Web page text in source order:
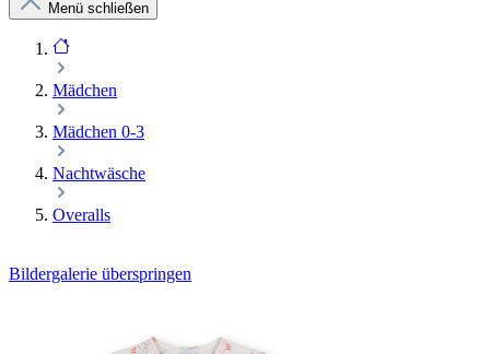
Menü schließen
Mädchen
Mädchen 0-3
Nachtwäsche
Overalls
Bildergalerie überspringen